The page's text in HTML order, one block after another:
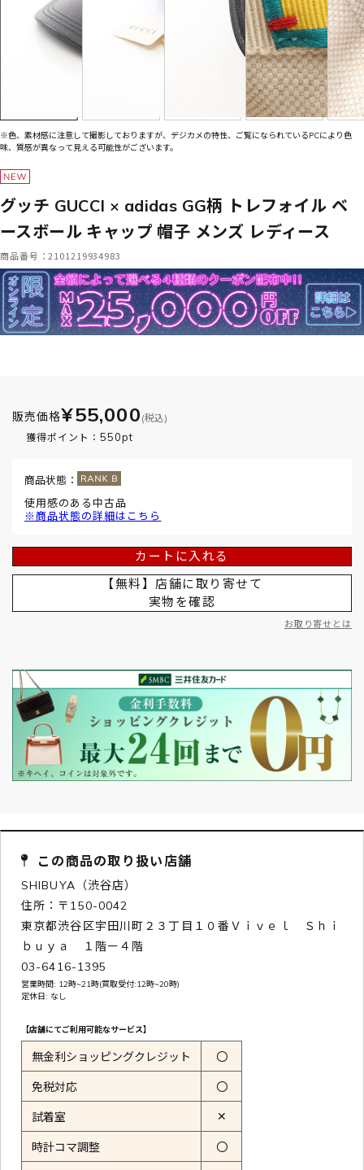
※色、素材感に注意して撮影しておりますが、デジカメの特性、ご覧になられているPCにより色
味、質感が異なって見える可能性がございます。
グッチ GUCCI × adidas GG柄 トレフォイル ベ
ースボール キャップ 帽子 メンズ レディース
商品番号：2101219934983
販売価格¥55,000 (税込)
獲得ポイント： 550pt
商品状態：
使用感のある中古品
※商品状態の詳細はこちら
カートに入れる
【無料】店舗に取り寄せて
実物を確認
お取り寄せとは
この商品の取り扱い店舗
SHIBUYA（渋谷店）
住所：〒150-0042
東京都渋谷区宇田川町２３丁目１０番Ｖｉｖｅｌ Ｓｈｉ
ｂｕｙａ １階ー４階
03-6416-1395
営業時間: 12時~21時(買取受付:12時~20時)
定休日: なし
【店舗にてご利用可能なサービス】
無金利ショッピングクレジット 〇
免税対応 〇
試着室 ✕
時計コマ調整 〇